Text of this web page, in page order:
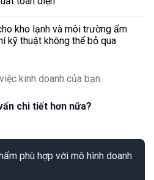
kho lạnh và môi trường ẩm
kỹ thuật không thể bỏ qua
kinh doanh của bạn.
chi tiết hơn nữa?
phù hợp với mô hình doanh